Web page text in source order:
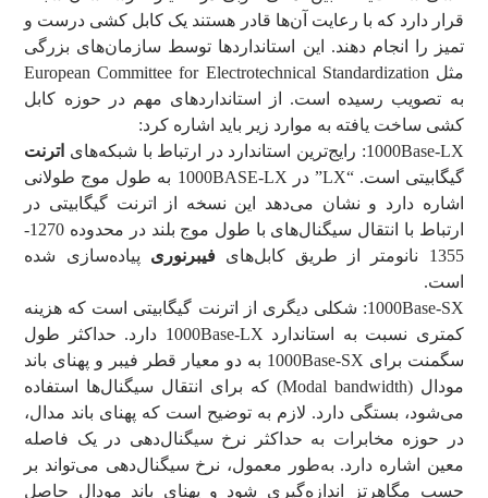
قرار دارد که با رعایت آن‌ها قادر هستند یک کابل کشی درست و
تمیز را انجام دهند. این استانداردها توسط سازمان‌های بزرگی
مثل European Committee for Electrotechnical Standardization
به تصویب رسیده است. از استانداردهای مهم در حوزه کابل
کشی ساخت یافته به موارد زیر باید اشاره کرد:
1000Base-LX: رایج‌ترین استاندارد در ارتباط با شبکه‌های
اترنت
گیگابیتی است. “LX” در 1000BASE-LX به طول موج طولانی
اشاره دارد و نشان می‌دهد این نسخه از اترنت گیگابیتی در
ارتباط با انتقال سیگنال‌های با طول موج بلند در محدوده 1270-
1355 نانومتر از طریق کابل‌های
فیبرنوری پیاده‌سازی شده
است.
1000Base-SX: شکلی دیگری از اترنت گیگابیتی است که هزینه
کمتری نسبت به استاندارد 1000Base-LX دارد. حداکثر طول
سگمنت برای 1000Base-SX به دو معیار قطر فیبر و پهنای باند
مودال (Modal bandwidth) که برای انتقال سیگنال‌ها استفاده
می‌شود، بستگی دارد. لازم به توضیح است که پهنای باند مدال،
در حوزه مخابرات به حداکثر نرخ سیگنال‌دهی در یک فاصله
معین اشاره دارد. به‌طور معمول، نرخ سیگنال‌دهی می‌تواند بر
حسب مگاهرتز اندازه‌گیری شود و پهنای باند مودال حاصل